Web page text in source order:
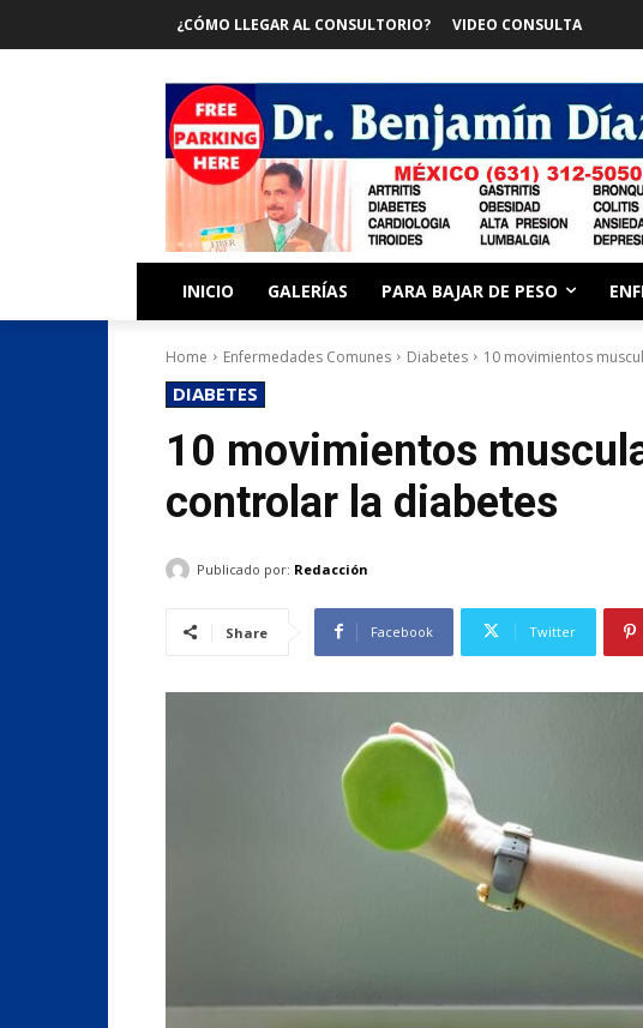
¿CÓMO LLEGAR AL CONSULTORIO? VIDEO CONSULTA
INICIO GALERÍAS PARA BAJAR DE PESO
Home Enfermedades Comunes Diabetes 10 movimientos
DIABETES
10 movimientos
controlar la diabetes
Publicado por: Redacción
Share Facebook Twitter